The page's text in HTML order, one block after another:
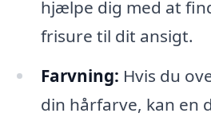
hjælpe dig med at
frisure til dit ansigt.
Farvning: Hvis du
din hårfarve, kan en